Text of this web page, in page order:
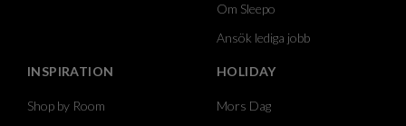
Om Sleepo
Ansök lediga jobb
INSPIRATION
Shop by Room
HOLIDAY
Mors Dag